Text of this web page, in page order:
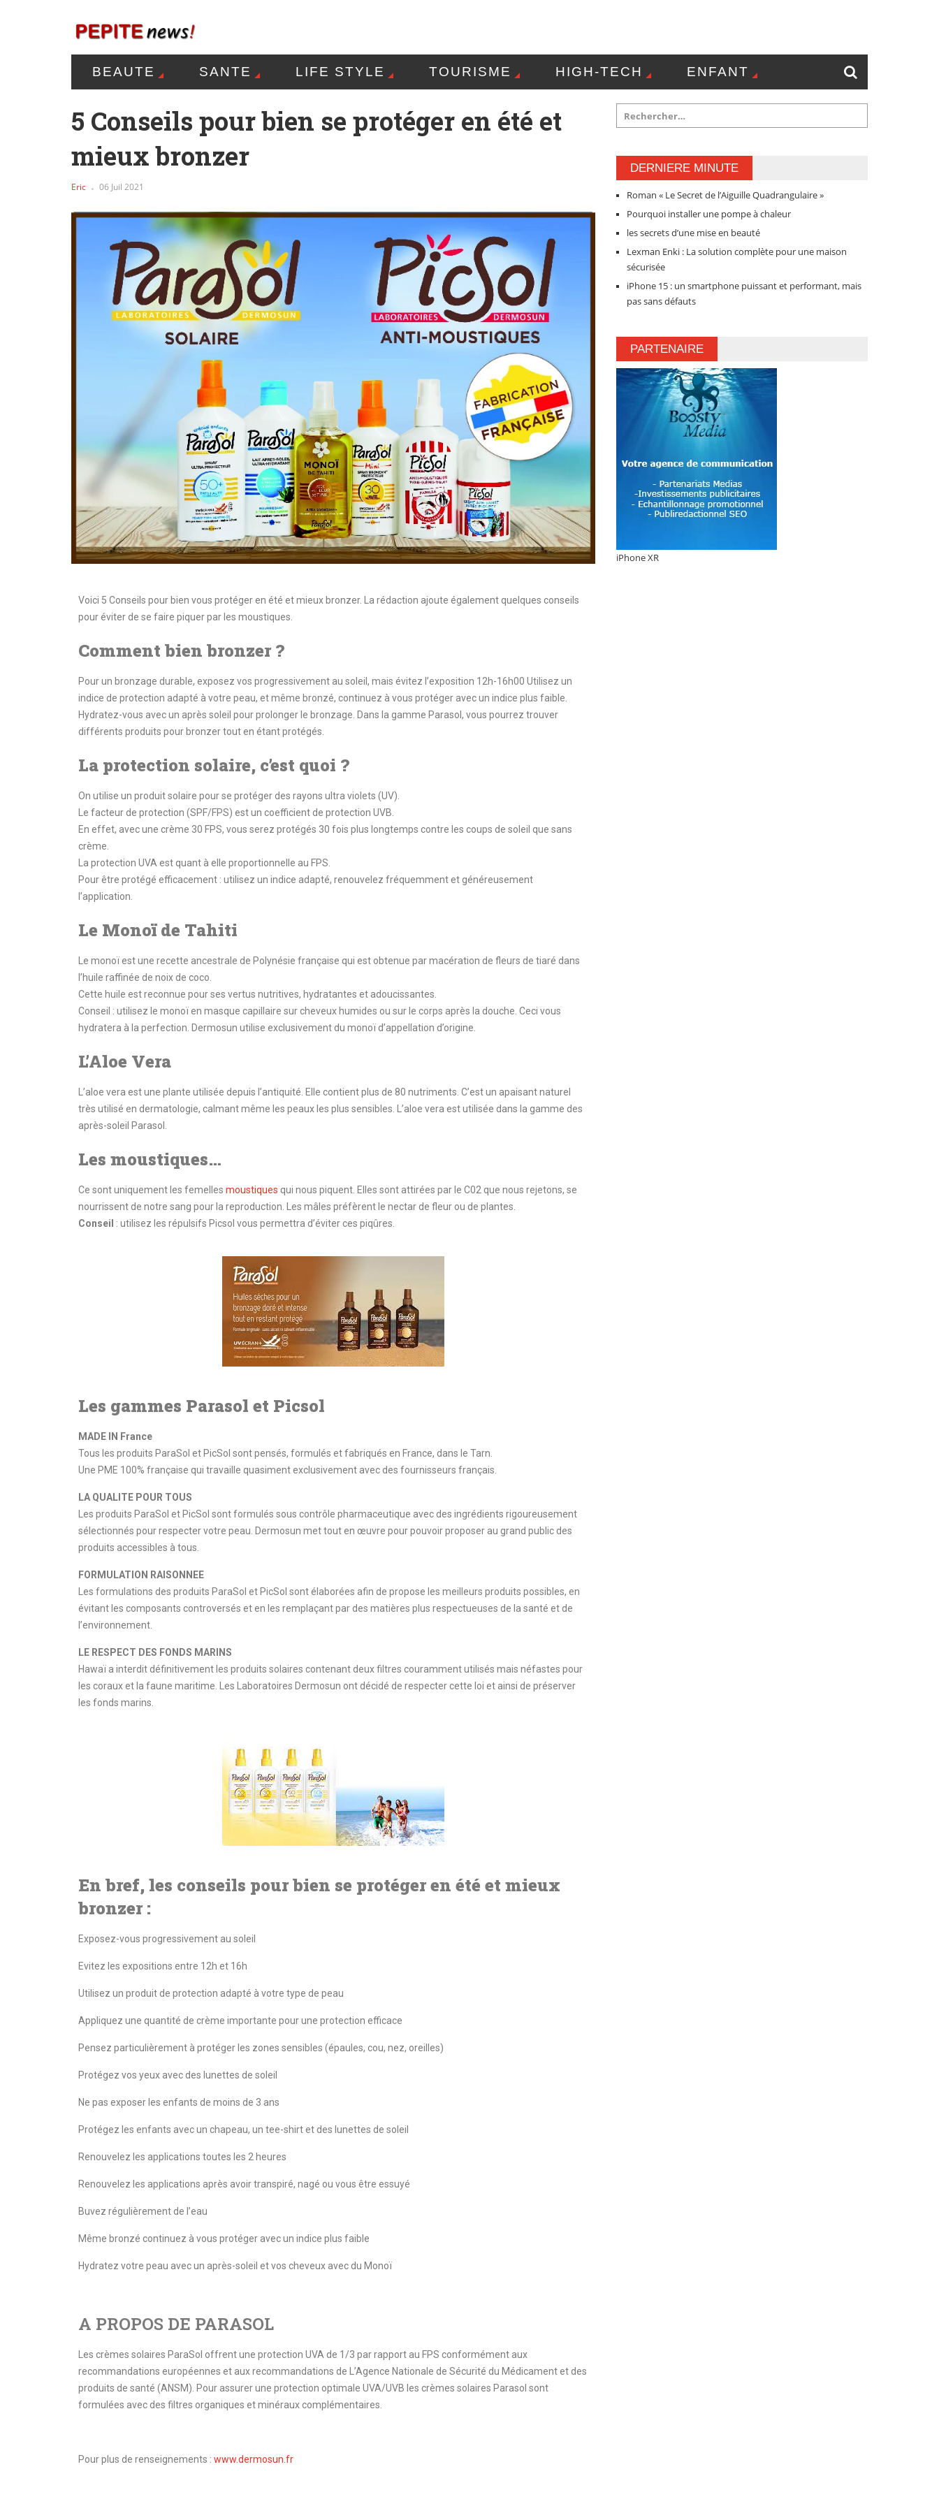
BEAUTE SANTE LIFE STYLE TOURISME HIGH-TECH ENFANT
MENTIONS LÉGALES POLITIQUE DE CONFIDENTIALITÉ CONTACT
5 Conseils pour bien se protéger en été et
mieux bronzer
Eric 06 Juil 2021
Voici 5 Conseils pour bien vous protéger en été et mieux bronzer. La rédaction ajoute également quelques conseils
pour éviter de se faire piquer par les moustiques.
Comment bien bronzer ?
Pour un bronzage durable, exposez vos progressivement au soleil, mais évitez l’exposition 12h-16h00 Utilisez un
indice de protection adapté à votre peau, et même bronzé, continuez à vous protéger avec un indice plus faible.
Hydratez-vous avec un après soleil pour prolonger le bronzage. Dans la gamme Parasol, vous pourrez trouver
différents produits pour bronzer tout en étant protégés.
La protection solaire, c’est quoi ?
On utilise un produit solaire pour se protéger des rayons ultra violets (UV).
Le facteur de protection (SPF/FPS) est un coefficient de protection UVB.
En effet, avec une crème 30 FPS, vous serez protégés 30 fois plus longtemps contre les coups de soleil que sans
crème.
La protection UVA est quant à elle proportionnelle au FPS.
Pour être protégé efficacement : utilisez un indice adapté, renouvelez fréquemment et généreusement
l’application.
Le Monoï de Tahiti
Le monoï est une recette ancestrale de Polynésie française qui est obtenue par macération de fleurs de tiaré dans
l’huile raffinée de noix de coco.
Cette huile est reconnue pour ses vertus nutritives, hydratantes et adoucissantes.
Conseil : utilisez le monoï en masque capillaire sur cheveux humides ou sur le corps après la douche. Ceci vous
hydratera à la perfection. Dermosun utilise exclusivement du monoï d’appellation d’origine.
L’Aloe Vera
L’aloe vera est une plante utilisée depuis l’antiquité. Elle contient plus de 80 nutriments. C’est un apaisant naturel
très utilisé en dermatologie, calmant même les peaux les plus sensibles. L’aloe vera est utilisée dans la gamme des
après-soleil Parasol.
Les moustiques…
Ce sont uniquement les femelles moustiques qui nous piquent. Elles sont attirées par le C02 que nous rejetons, se
nourrissent de notre sang pour la reproduction. Les mâles préfèrent le nectar de fleur ou de plantes.
Conseil : utilisez les répulsifs Picsol vous permettra d’éviter ces piqûres.
Les gammes Parasol et Picsol
MADE IN France
Tous les produits ParaSol et PicSol sont pensés, formulés et fabriqués en France, dans le Tarn.
Une PME 100% française qui travaille quasiment exclusivement avec des fournisseurs français.
LA QUALITE POUR TOUS
Les produits ParaSol et PicSol sont formulés sous contrôle pharmaceutique avec des ingrédients rigoureusement
sélectionnés pour respecter votre peau. Dermosun met tout en œuvre pour pouvoir proposer au grand public des
produits accessibles à tous.
FORMULATION RAISONNEE
Les formulations des produits ParaSol et PicSol sont élaborées afin de propose les meilleurs produits possibles, en
évitant les composants controversés et en les remplaçant par des matières plus respectueuses de la santé et de
l’environnement.
LE RESPECT DES FONDS MARINS
Hawaï a interdit définitivement les produits solaires contenant deux filtres couramment utilisés mais néfastes pour
les coraux et la faune maritime. Les Laboratoires Dermosun ont décidé de respecter cette loi et ainsi de préserver
les fonds marins.
En bref, les conseils pour bien se protéger en été et mieux
bronzer :
Exposez-vous progressivement au soleil
Evitez les expositions entre 12h et 16h
Utilisez un produit de protection adapté à votre type de peau
Appliquez une quantité de crème importante pour une protection efficace
Pensez particulièrement à protéger les zones sensibles (épaules, cou, nez, oreilles)
Protégez vos yeux avec des lunettes de soleil
Ne pas exposer les enfants de moins de 3 ans
Protégez les enfants avec un chapeau, un tee-shirt et des lunettes de soleil
Renouvelez les applications toutes les 2 heures
Renouvelez les applications après avoir transpiré, nagé ou vous être essuyé
Buvez régulièrement de l’eau
Même bronzé continuez à vous protéger avec un indice plus faible
Hydratez votre peau avec un après-soleil et vos cheveux avec du Monoï
A PROPOS DE PARASOL
Les crèmes solaires ParaSol offrent une protection UVA de 1/3 par rapport au FPS conformément aux
recommandations européennes et aux recommandations de L’Agence Nationale de Sécurité du Médicament et des
produits de santé (ANSM). Pour assurer une protection optimale UVA/UVB les crèmes solaires Parasol sont
formulées avec des filtres organiques et minéraux complémentaires.
Pour plus de renseignements : www.dermosun.fr
DERNIERE MINUTE
Roman « Le Secret de l’Aiguille Quadrangulaire »
Pourquoi installer une pompe à chaleur
les secrets d’une mise en beauté
Lexman Enki : La solution complète pour une maison
sécurisée
iPhone 15 : un smartphone puissant et performant, mais
pas sans défauts
PARTENAIRE
iPhone XR